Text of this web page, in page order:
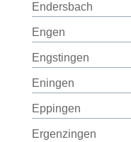
Endersbach
Engen
Engstingen
Eningen
Eppingen
Ergenzingen